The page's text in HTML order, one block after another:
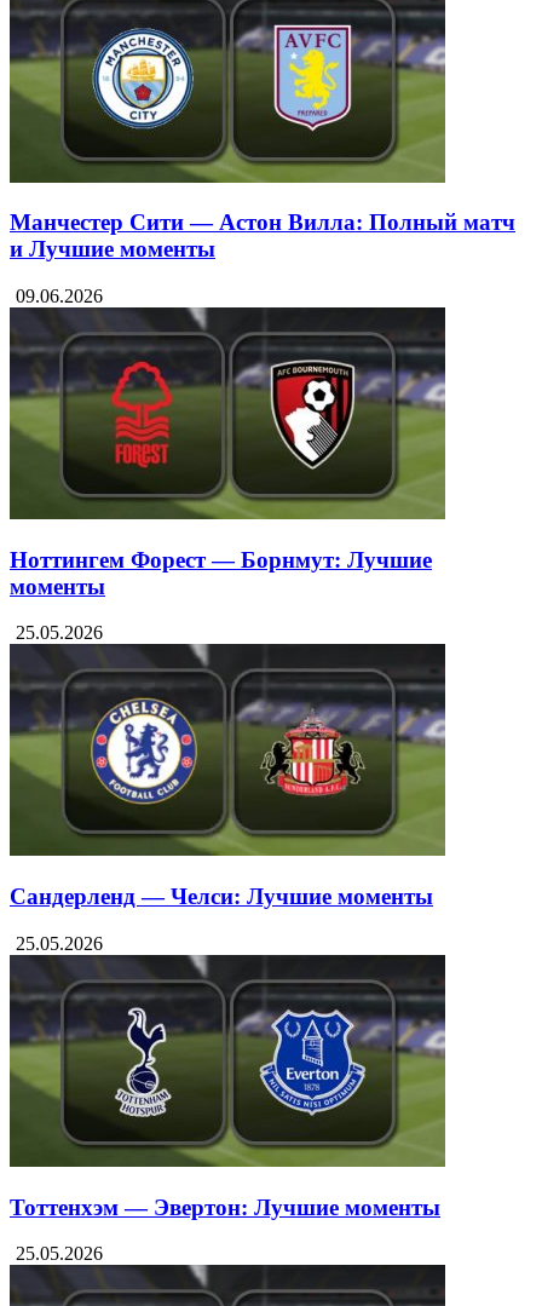
Манчестер Сити — Астон Вилла: Полный матч
и Лучшие моменты
09.06.2026
Ноттингем Форест — Борнмут: Лучшие
моменты
25.05.2026
Сандерленд — Челси: Лучшие моменты
25.05.2026
Тоттенхэм — Эвертон: Лучшие моменты
25.05.2026